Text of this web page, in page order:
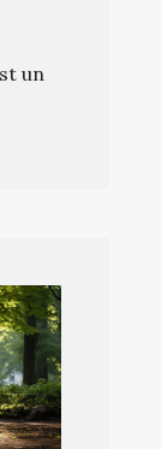
un